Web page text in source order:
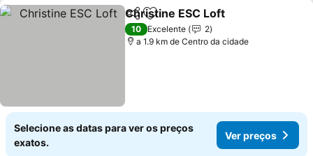
PartilharAdicionar aos favoritos
Christine ESC Loft
10 Excelente
2
a 1.9 km de Centro da cidade
Selecione as datas para ver os preços
exatos.
Ver preços